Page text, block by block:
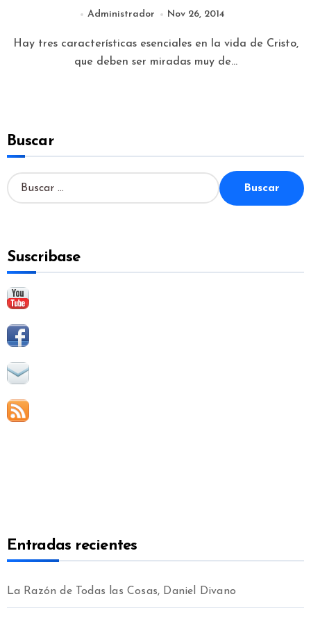
Administrador Nov 26, 2014
Hay tres características esenciales en la vida de Cristo,
que deben ser miradas muy de...
Buscar
B
u
r
:
Suscribase
Entradas recientes
La Razón de Todas las Cosas, Daniel Divano